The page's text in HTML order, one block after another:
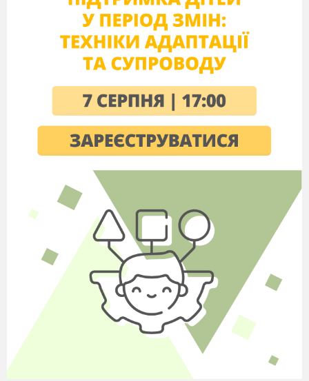
Тиша й прохолода –
Осінь золотая
Тихо-ніжно ходить. (К.Перелісна)
Для роботи нам необхідно: аркуш
паперу, пензлики різних розмірів, гуашеві
фарби, палітра, вода і ось такий зім’ятий папір.
Розпочинаємо роботу.
Спочатку ми нанесемо фон для нашої
композиції. Верхня частина аркуша – це небо,
а нижня – земля. Тож відповідні і кольори
беремо: синьо-блакитні та зелені. Не
обмежуємося одним відтінком. Чим вище, тим
небо темніше, а нижче – світліше. Також
горизонт. Трава вище – світліше, нижче –
темніша, насиченіша. До зелені додаємо –
жовтизну. Так як мені подобається осінь, я
хочу намалювати осінній пейзаж. Тепер